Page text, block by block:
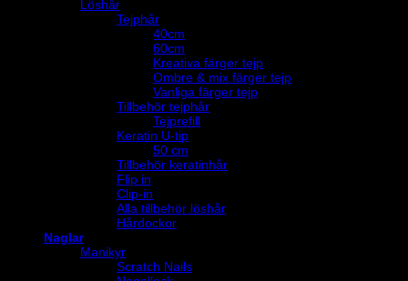
Löshår
Tejphår
40cm
60cm
Kreativa färger tejp
Ombre & mix färger tejp
Vanliga färger tejp
Tillbehör tejphår
Tejprefill
Keratin U-tip
50 cm
Tillbehör keratinhår
Flip in
Clip-in
Alla tillbehör löshår
Hårdockor
Naglar
Manikyr
Scratch Nails